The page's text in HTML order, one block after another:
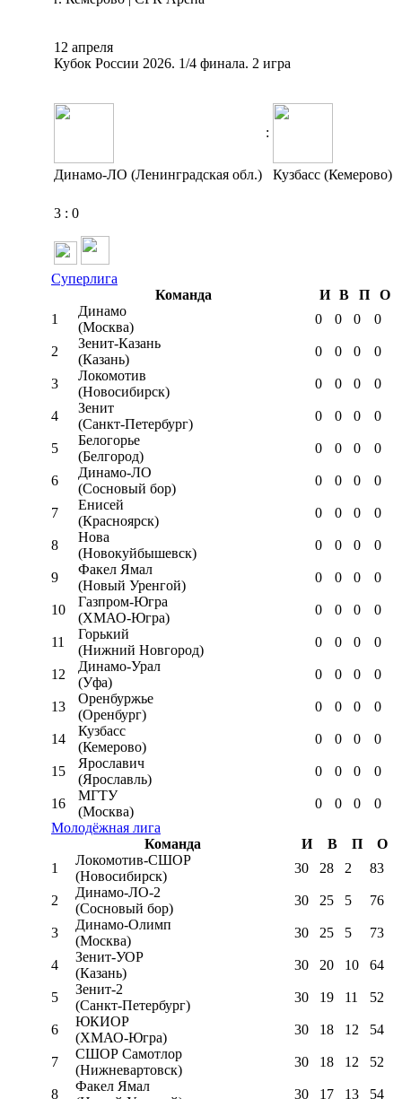
12 апреля
Кубок России 2026. 1/4 финала. 2 игра
:
Динамо-ЛО (Ленинградская обл.) Кузбасс (Кемерово)
3 : 0
Суперлига
Команда
И В П
О
1
Динамо
(Москва)
0 0 0 0
2
Зенит-Казань
(Казань)
0 0 0 0
3
Локомотив
(Новосибирск)
0 0 0 0
4
Зенит
(Санкт-Петербург)
0 0 0 0
5
Белогорье
(Белгород)
0 0 0 0
6
Динамо-ЛО
(Сосновый бор)
0 0 0 0
7
Енисей
(Красноярск)
0 0 0 0
8
Нова
(Новокуйбышевск)
0 0 0 0
9
Факел Ямал
(Новый Уренгой)
0 0 0 0
10
Газпром-Югра
(ХМАО-Югра)
0 0 0 0
11
Горький
(Нижний Новгород)
0 0 0 0
12
Динамо-Урал
(Уфа)
0 0 0 0
13
Оренбуржье
(Оренбург)
0 0 0 0
14
Кузбасс
(Кемерово)
0 0 0 0
15
Ярославич
(Ярославль)
0 0 0 0
16
МГТУ
(Москва)
0 0 0
0
Молодёжная лига
Команда
И В П
О
1
Локомотив-CШОР
(Новосибирск)
30 28 2 83
2
Динамо-ЛО-2
(Сосновый бор)
30 25 5 76
3
Динамо-Олимп
(Москва)
30 25 5 73
4
Зенит-УОР
(Казань)
30 20 10 64
5
Зенит-2
(Санкт-Петербург)
30 19 11 52
6
ЮКИОР
(ХМАО-Югра)
30 18 12 54
7
СШОР Самотлор
(Нижневартовск)
30 18 12 52
8
Факел Ямал
30 17 13 54